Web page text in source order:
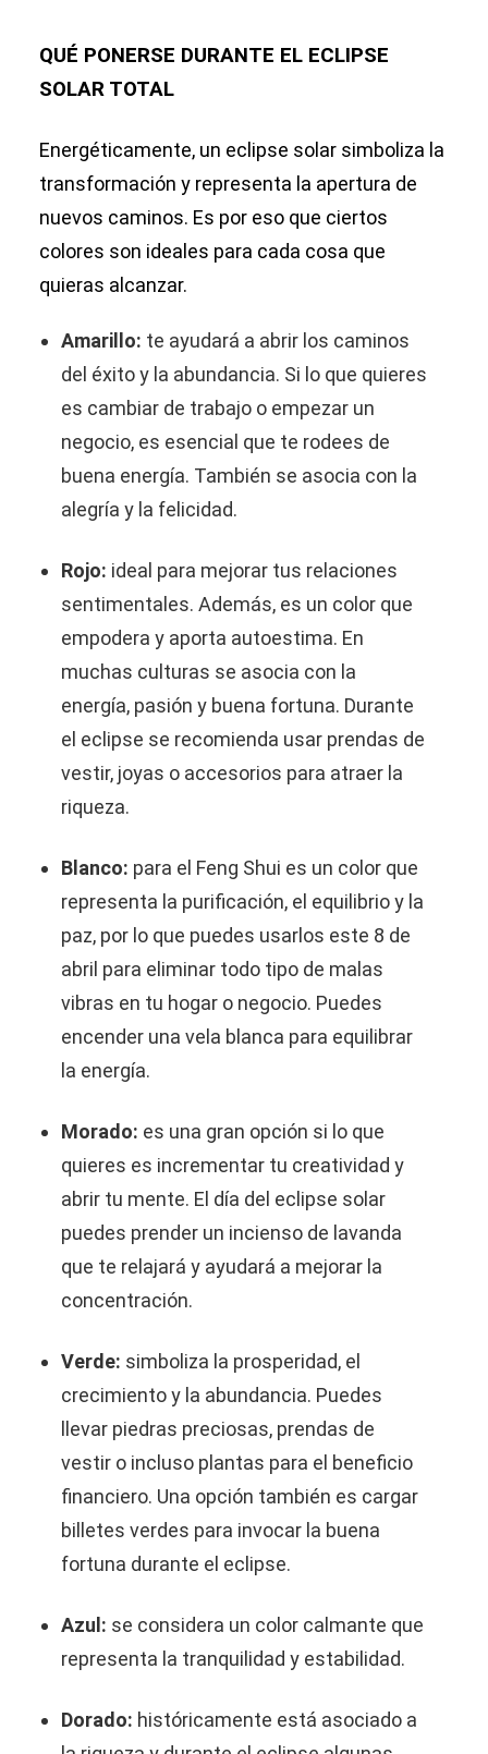
QUÉ PONERSE DURANTE EL ECLIPSE
SOLAR TOTAL
Energéticamente, un eclipse solar simboliza la
transformación y representa la apertura de
nuevos caminos. Es por eso que ciertos
colores son ideales para cada cosa que
quieras alcanzar.
Amarillo: te ayudará a abrir los caminos
del éxito y la abundancia. Si lo que quieres
es cambiar de trabajo o empezar un
negocio, es esencial que te rodees de
buena energía. También se asocia con la
alegría y la felicidad.
Rojo: ideal para mejorar tus relaciones
sentimentales. Además, es un color que
empodera y aporta autoestima. En
muchas culturas se asocia con la
energía, pasión y buena fortuna. Durante
el eclipse se recomienda usar prendas de
vestir, joyas o accesorios para atraer la
riqueza.
Blanco: para el Feng Shui es un color que
representa la purificación, el equilibrio y la
paz, por lo que puedes usarlos este 8 de
abril para eliminar todo tipo de malas
vibras en tu hogar o negocio. Puedes
encender una vela blanca para equilibrar
la energía.
Morado: es una gran opción si lo que
quieres es incrementar tu creatividad y
abrir tu mente. El día del eclipse solar
puedes prender un incienso de lavanda
que te relajará y ayudará a mejorar la
concentración.
Verde: simboliza la prosperidad, el
crecimiento y la abundancia. Puedes
llevar piedras preciosas, prendas de
vestir o incluso plantas para el beneficio
financiero. Una opción también es cargar
billetes verdes para invocar la buena
fortuna durante el eclipse.
Azul: se considera un color calmante que
representa la tranquilidad y estabilidad.
Dorado: históricamente está asociado a